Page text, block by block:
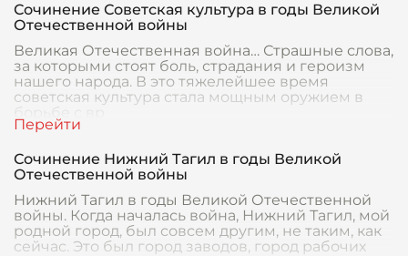
Сочинение Советская культура в годы Великой
Отечественной войны
Великая Отечественная война… Страшные слова,
за которыми стоят боль, страдания и героизм
нашего народа. В это тяжелейшее время
советская культура стала мощным оружием в
борьбе с вр
Сочинение Нижний Тагил в годы Великой
Отечественной войны
Нижний Тагил в годы Великой Отечественной
войны. Когда началась война, Нижний Тагил, мой
родной город, был совсем другим, не таким, как
сейчас. Это был город заводов, город рабочих